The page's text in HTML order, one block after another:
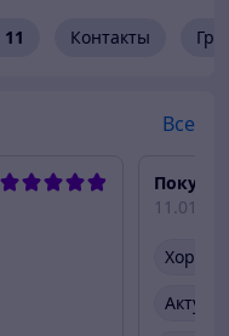
11 Контакты
Все